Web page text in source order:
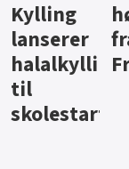
for Açai
Bowl
i